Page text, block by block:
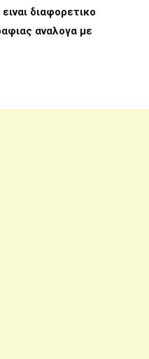
διαφορετικο
αναλογα με